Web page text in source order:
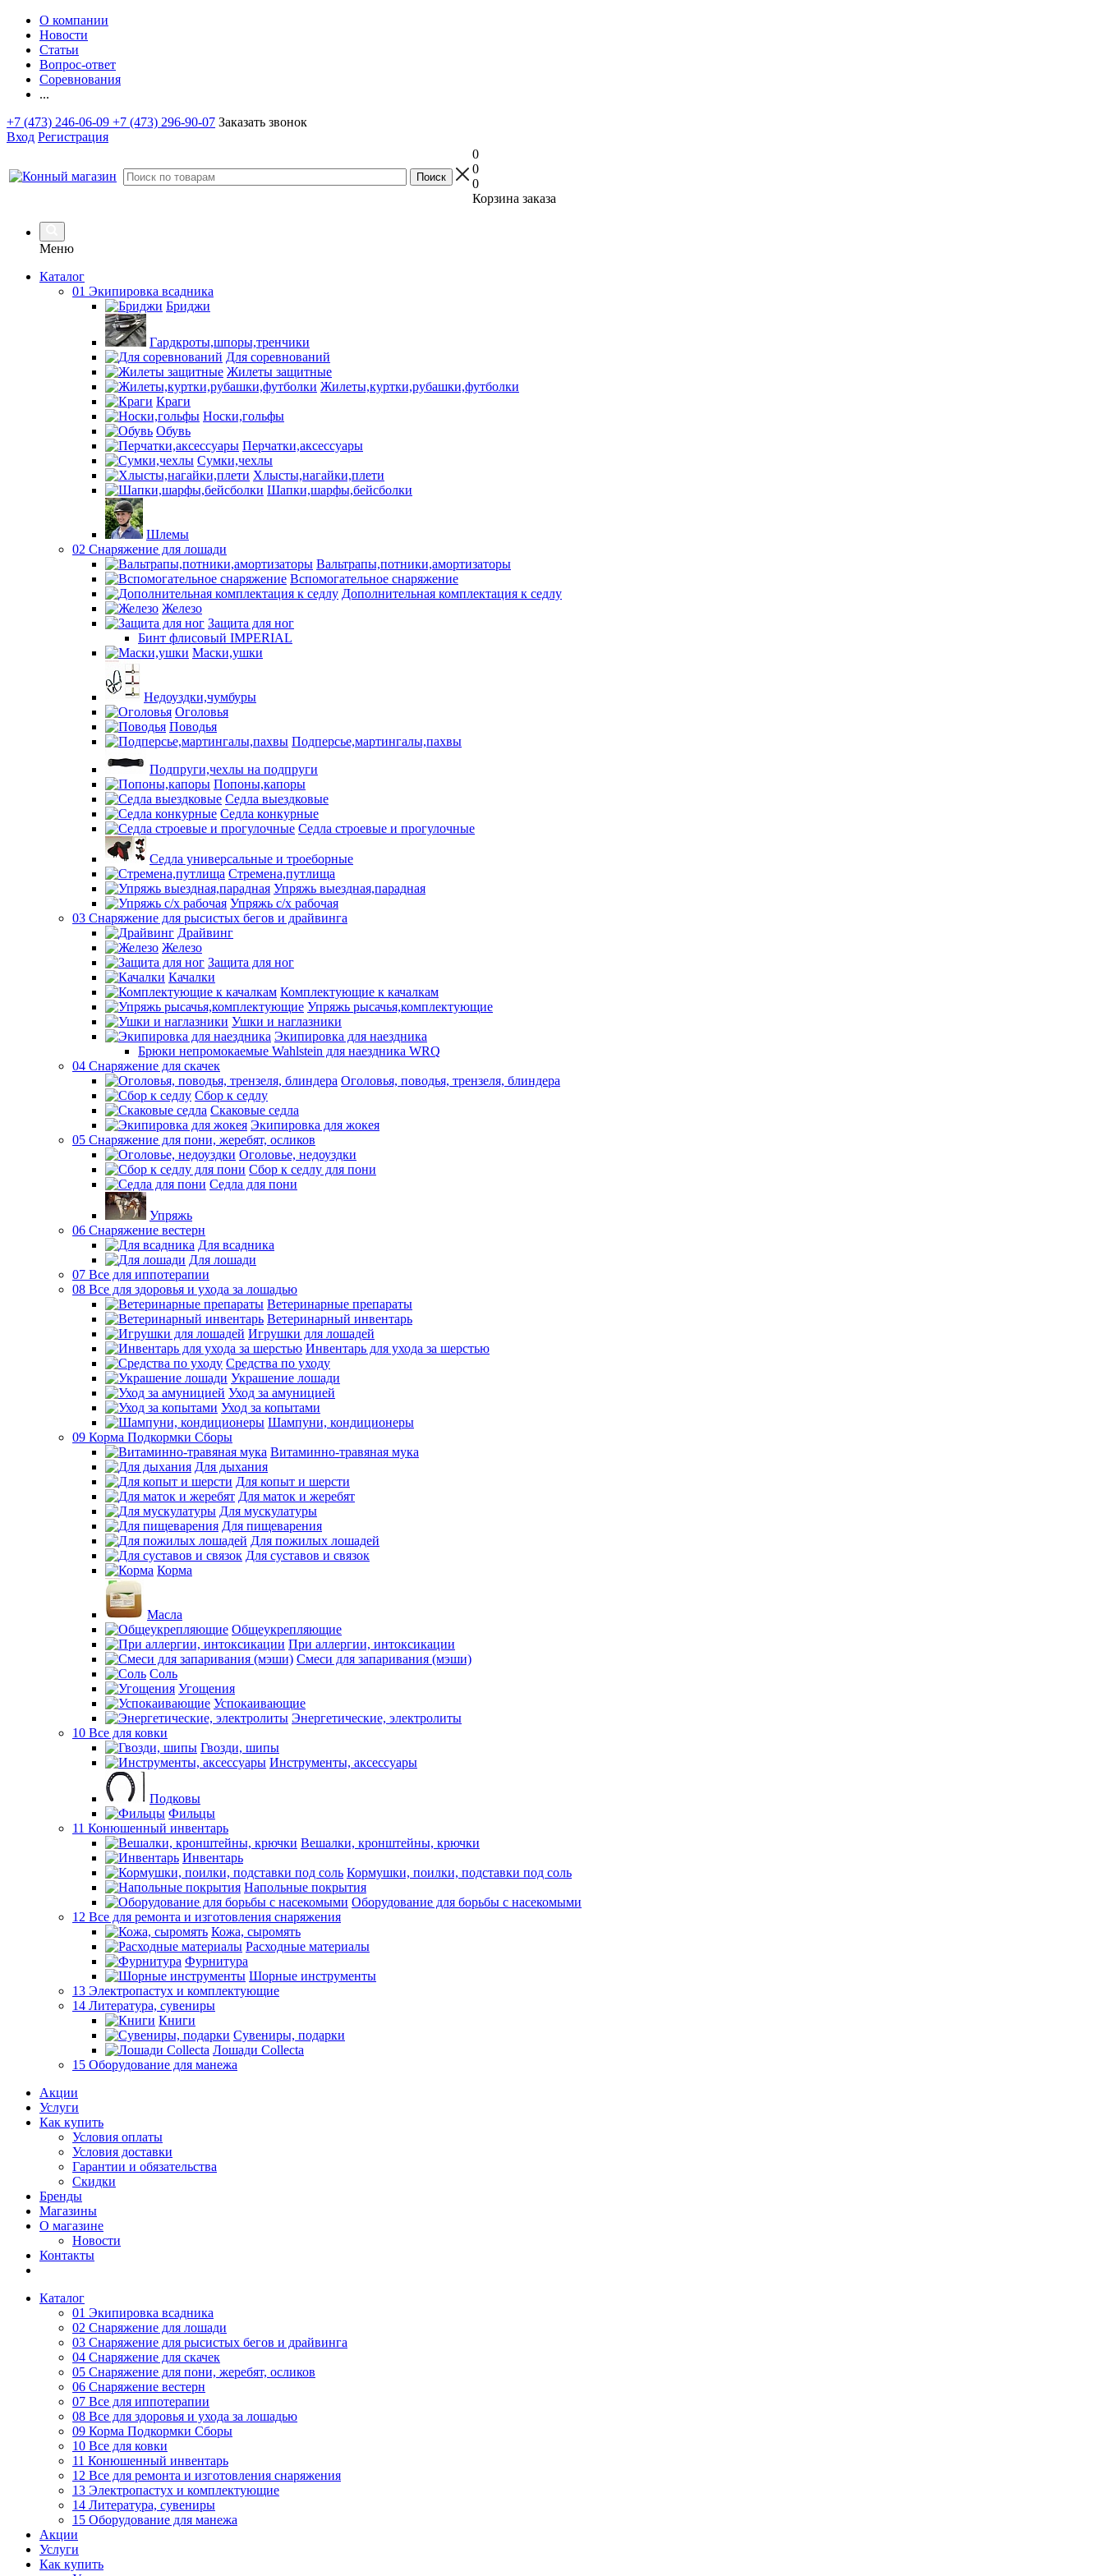
О компании
Новости
Статьи
Вопрос-ответ
Соревнования
...
+7 (473) 246-06-09 +7 (473) 296-90-07 Заказать звонок
Вход Регистрация
0
0
0
Корзина заказа
Меню
Каталог
01 Экипировка всадника
Бриджи
Гардкроты,шпоры,тренчики
Для соревнований
Жилеты защитные
Жилеты,куртки,рубашки,футболки
Краги
Носки,гольфы
Обувь
Перчатки,аксессуары
Сумки,чехлы
Хлысты,нагайки,плети
Шапки,шарфы,бейсболки
Шлемы
02 Снаряжение для лошади
Вальтрапы,потники,амортизаторы
Вспомогательное снаряжение
Дополнительная комплектация к седлу
Железо
Защита для ног
Бинт флисовый IMPERIAL
Маски,ушки
Недоуздки,чумбуры
Оголовья
Поводья
Подперсье,мартингалы,пахвы
Подпруги,чехлы на подпруги
Попоны,капоры
Седла выездковые
Седла конкурные
Седла строевые и прогулочные
Седла универсальные и троеборные
Стремена,путлища
Упряжь выездная,парадная
Упряжь с/х рабочая
03 Снаряжение для рысистых бегов и драйвинга
Драйвинг
Железо
Защита для ног
Качалки
Комплектующие к качалкам
Упряжь рысачья,комплектующие
Ушки и наглазники
Экипировка для наездника
Брюки непромокаемые Wahlstein для наездника WRQ
04 Снаряжение для скачек
Оголовья, поводья, трензеля, блиндера
Сбор к седлу
Скаковые седла
Экипировка для жокея
05 Снаряжение для пони, жеребят, осликов
Оголовье, недоуздки
Сбор к седлу для пони
Седла для пони
Упряжь
06 Снаряжение вестерн
Для всадника
Для лошади
07 Все для иппотерапии
08 Все для здоровья и ухода за лошадью
Ветеринарные препараты
Ветеринарный инвентарь
Игрушки для лошадей
Инвентарь для ухода за шерстью
Средства по уходу
Украшение лошади
Уход за амуницией
Уход за копытами
Шампуни, кондиционеры
09 Корма Подкормки Сборы
Витаминно-травяная мука
Для дыхания
Для копыт и шерсти
Для маток и жеребят
Для мускулатуры
Для пищеварения
Для пожилых лошадей
Для суставов и связок
Корма
Масла
Общеукрепляющие
При аллергии, интоксикации
Смеси для запаривания (мэши)
Соль
Угощения
Успокаивающие
Энергетические, электролиты
10 Все для ковки
Гвозди, шипы
Инструменты, аксессуары
Подковы
Фильцы
11 Конюшенный инвентарь
Вешалки, кронштейны, крючки
Инвентарь
Кормушки, поилки, подставки под соль
Напольные покрытия
Оборудование для борьбы с насекомыми
12 Все для ремонта и изготовления снаряжения
Кожа, сыромять
Расходные материалы
Фурнитура
Шорные инструменты
13 Электропастух и комплектующие
14 Литература, сувениры
Книги
Сувениры, подарки
Лошади Collecta
15 Оборудование для манежа
Акции
Услуги
Как купить
Условия оплаты
Условия доставки
Гарантии и обязательства
Скидки
Бренды
Магазины
О магазине
Новости
Контакты
Каталог
01 Экипировка всадника
02 Снаряжение для лошади
03 Снаряжение для рысистых бегов и драйвинга
04 Снаряжение для скачек
05 Снаряжение для пони, жеребят, осликов
06 Снаряжение вестерн
07 Все для иппотерапии
08 Все для здоровья и ухода за лошадью
09 Корма Подкормки Сборы
10 Все для ковки
11 Конюшенный инвентарь
12 Все для ремонта и изготовления снаряжения
13 Электропастух и комплектующие
14 Литература, сувениры
15 Оборудование для манежа
Акции
Услуги
Как купить